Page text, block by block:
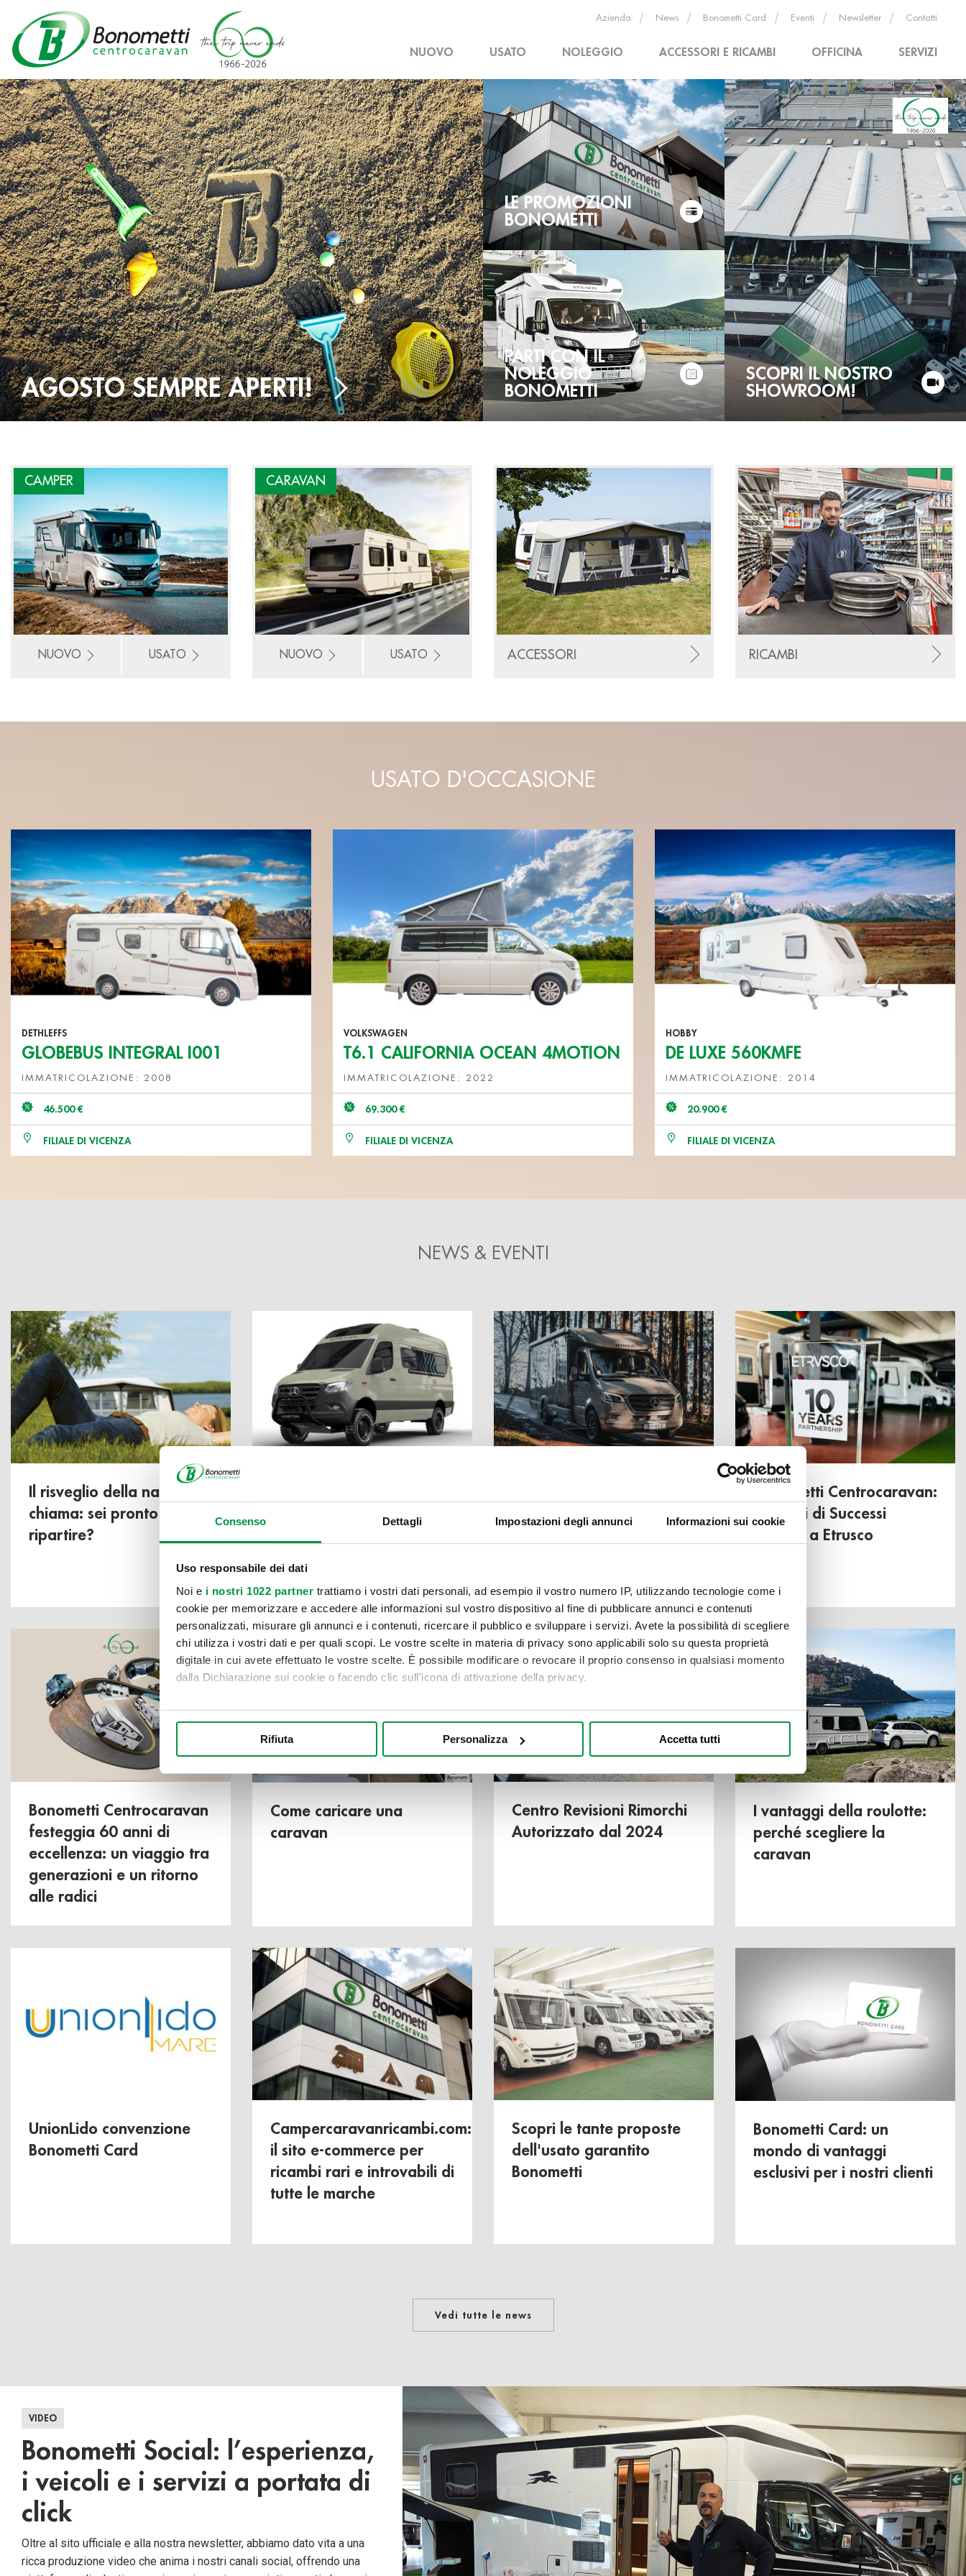
Consenso Dettagli Impostazioni degli annunci Informazioni sui cookie
Uso responsabile dei dati
Noi e i nostri 1022 partner trattiamo i vostri dati personali, ad esempio il vostro numero IP, utilizzando tecnologie come i
cookie per memorizzare e accedere alle informazioni sul vostro dispositivo al fine di pubblicare annunci e contenuti
personalizzati, misurare gli annunci e i contenuti, ricercare il pubblico e sviluppare i servizi. Avete la possibilità di scegliere
chi utilizza i vostri dati e per quali scopi. Le vostre scelte in materia di privacy sono applicabili solo su questa proprietà
digitale in cui avete effettuato le vostre scelte. È possibile modificare o revocare il proprio consenso in qualsiasi momento
dalla Dichiarazione sui cookie o facendo clic sull'icona di attivazione della privacy.
Con il tuo consenso, vorremmo anche:
Identificare il tuo dispositivo, scansionandolo attivamente alla ricerca di caratteristiche specifiche (impronte
Approfondisci come vengono elaborati i tuoi dati personali e imposta le tue preferenze nellasezione dettagli
. Puoi
modificare o ritirare il tuo consenso in qualsiasi momento dalla Dichiarazione sui cookie.
Utilizziamo i cookie per personalizzare contenuti ed annunci, per fornire funzionalità dei social media e per analizzare il
nostro traffico. Condividiamo inoltre informazioni sul modo in cui utilizza il nostro sito con i nostri partner che si occupano
di analisi dei dati web, pubblicità e social media, i quali potrebbero combinarle con altre informazioni che ha fornito loro o
Rifiuta Personalizza Accetta tutti
Bonometti
Srl
NUOVO USATO NOLEGGIO ACCESSORI E RICAMBI OFFICINA SERVIZI
Azienda News Bonometti Card Eventi Newsletter Contatti
AGOSTO SEMPRE APERTI!
LE PROMOZIONI
BONOMETTI
SCOPRI IL NOSTRO
SHOWROOM!
PARTI CON IL
NOLEGGIO
BONOMETTI
CAMPER
NUOVO USATO
CARAVAN
NUOVO USATO ACCESSORI RICAMBI
USATO D'OCCASIONE
DETHLEFFS
GLOBEBUS INTEGRAL I001
IMMATRICOLAZIONE: 2008
46.500 €
FILIALE DI VICENZA
VOLKSWAGEN
T6.1 CALIFORNIA OCEAN 4MOTION
IMMATRICOLAZIONE: 2022
69.300 €
FILIALE DI VICENZA
HOBBY
DE LUXE 560KMFE
IMMATRICOLAZIONE: 2014
20.900 €
FILIALE DI VICENZA
NEWS & EVENTI
Il risveglio della natura
chiama: sei pronto a
ripartire?
sul podio di Bürstner:
Hymer GT-S
Bonometti Centrocaravan:
10 Anni di Successi
insieme a Etrusco
Bonometti Centrocaravan
festeggia 60 anni di
eccellenza: un viaggio tra
generazioni e un ritorno
alle radici
Come caricare una
caravan
Centro Revisioni Rimorchi
Autorizzato dal 2024
I vantaggi della roulotte:
perché scegliere la
caravan
UnionLido convenzione
Bonometti Card
Campercaravanricambi.com:
il sito e-commerce per
ricambi rari e introvabili di
tutte le marche
Scopri le tante proposte
dell'usato garantito
Bonometti
Bonometti Card: un
mondo di vantaggi
esclusivi per i nostri clienti
Vedi tutte le news
VIDEO
Bonometti Social: l’esperienza,
i veicoli e i servizi a portata di
click
Oltre al sito ufficiale e alla nostra newsletter, abbiamo dato vita a una
ricca produzione video che anima i nostri canali social, offrendo una